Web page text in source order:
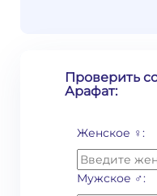
Проверить
Арафат:
Женское ♀:
Мужское ♂: